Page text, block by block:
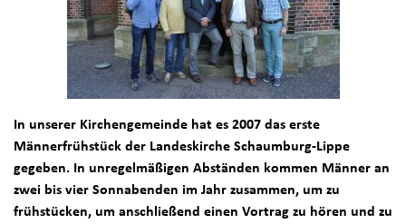
In unserer Kirchengemeinde hat es 2007 das erste
Männerfrühstück der Landeskirche Schaumburg-Lippe
gegeben. In unregelmäßigen Abständen kommen Männer an
zwei bis vier Sonnabenden im Jahr zusammen, um zu
frühstücken, um anschließend einen Vortrag zu hören und zu